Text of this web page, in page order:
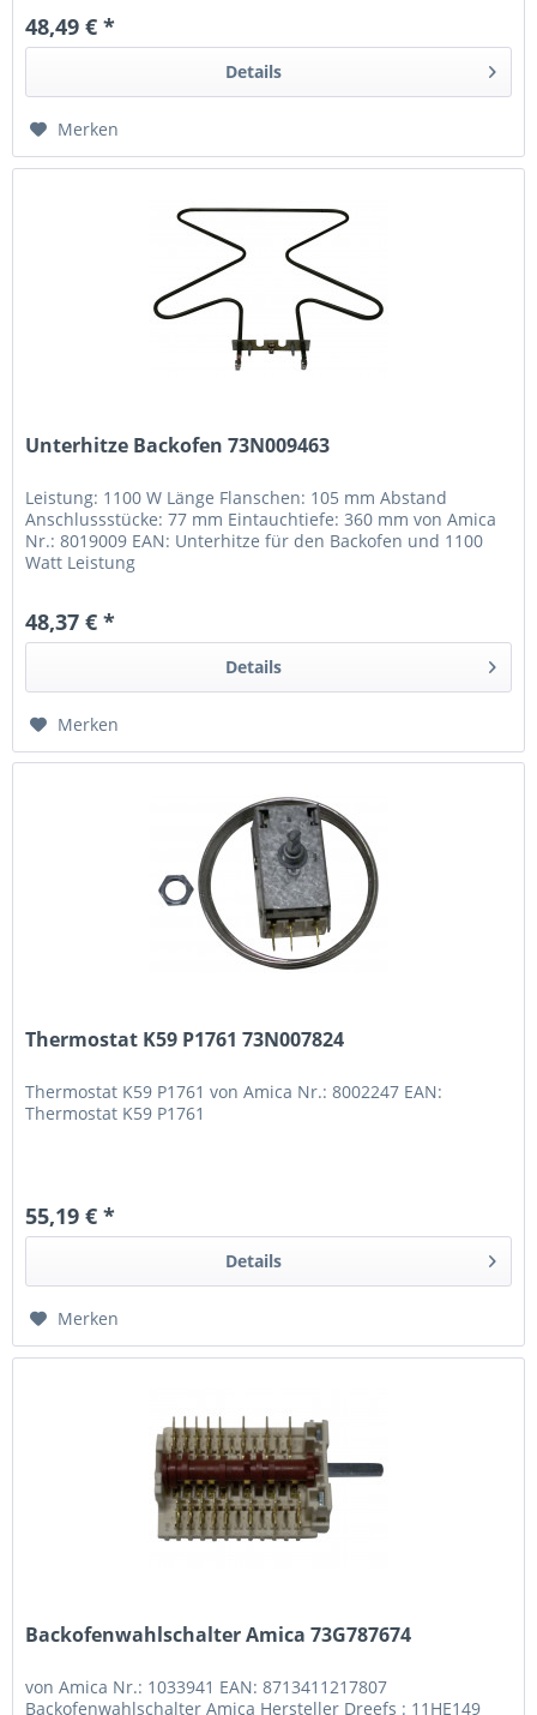
48,49 € *
Details
Merken
Unterhitze Backofen 73N009463
Leistung: 1100 W Länge Flanschen: 105 mm Abstand
Anschlussstücke: 77 mm Eintauchtiefe: 360 mm von Amica
Nr.: 8019009 EAN: Unterhitze für den Backofen und 1100
Watt Leistung
48,37 € *
Details
Merken
Thermostat K59 P1761 73N007824
Thermostat K59 P1761 von Amica Nr.: 8002247 EAN:
Thermostat K59 P1761
55,19 € *
Details
Merken
Backofenwahlschalter Amica 73G787674
von Amica Nr.: 1033941 EAN: 8713411217807
Backofenwahlschalter Amica Hersteller Dreefs : 11HE149